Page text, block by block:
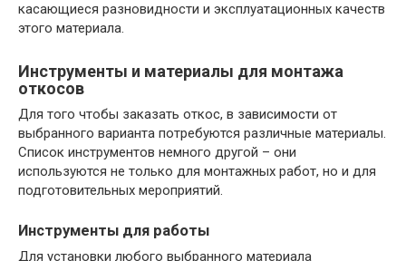
касающиеся разновидности и эксплуатационных качеств
этого материала.
Инструменты и материалы для монтажа
откосов
Для того чтобы заказать откос, в зависимости от
выбранного варианта потребуются различные материалы.
Список инструментов немного другой – они
используются не только для монтажных работ, но и для
подготовительных мероприятий.
Инструменты для работы
Для установки любого выбранного материала